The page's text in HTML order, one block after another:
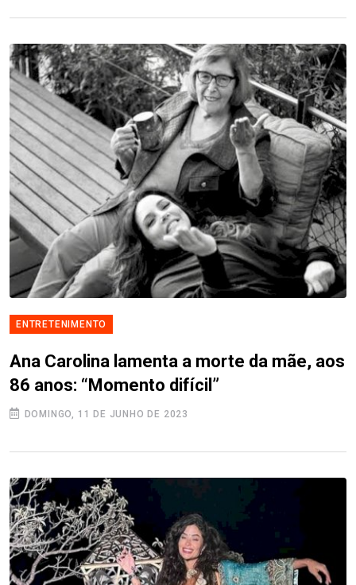
ENTRETENIMENTO
Ana Carolina lamenta a morte da mãe, aos
86 anos: “Momento difícil”
DOMINGO, 11 DE JUNHO DE 2023